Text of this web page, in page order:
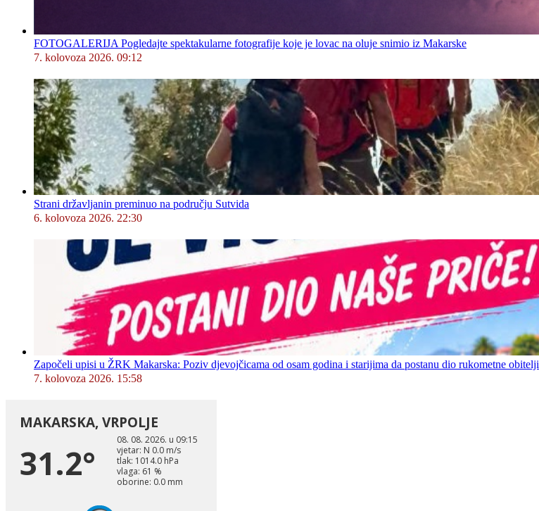
FOTOGALERIJA Pogledajte spektakularne fotografije koje je lovac na oluje snimio iz Makarske
7. kolovoza 2026. 09:12
Strani državljanin preminuo na području Sutvida
6. kolovoza 2026. 22:30
Započeli upisi u ŽRK Makarska: Poziv djevojčicama od osam godina i starijima da postanu dio rukometne obitelji
7. kolovoza 2026. 15:58